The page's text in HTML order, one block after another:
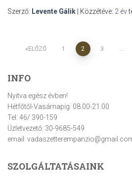
Szerző: Levente Gálik | Közzétéve: 2 év
Bejegyzések
lapozása
ELŐZŐ 1 2 3 …
INFO
Nyitva egész évben!
Hétfőtől-Vasárnapig: 08.00-21.00
Tel: 46/ 390-159
Üzletvezető: 30-9685-549
email:
SZOLGÁLTATÁSAINK